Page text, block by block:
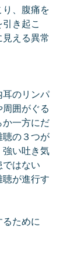
、腹痛を
き起こ
える異常
耳のリンパ
囲がぐる
か一方にだ
聴の３つが
強い吐き気
はない
が進行す
るために